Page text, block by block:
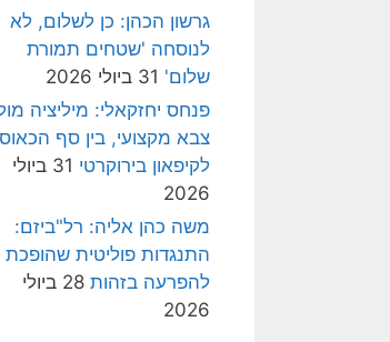
גרשון הכהן: כן לשלום, לא
לנוסחה 'שטחים תמורת
שלום' 31 ביולי 2026
פנחס יחזקאלי: מיליציה
צבא מקצועי, בין סף הכאוס
לקיפאון בירוקרטי
31 ביולי
2026
משה כהן אליה: רל"ביזם:
התנגדות פוליטית שהופכת
להפרעה בזהות
28 ביולי
2026